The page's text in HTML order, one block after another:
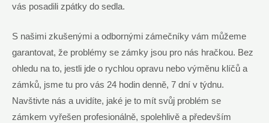
vás posadili zpátky do sedla.
S našimi zkušenými a odbornými zámečníky vám můžeme
garantovat, že problémy se zámky jsou pro nás hračkou. Bez
ohledu na to, jestli jde o rychlou opravu nebo výměnu klíčů a
zámků, jsme tu pro vás 24 hodin denně, 7 dní v týdnu.
Navštivte nás a uvidíte, jaké je to mít svůj problém se
zámkem vyřešen profesionálně, spolehlivě a především